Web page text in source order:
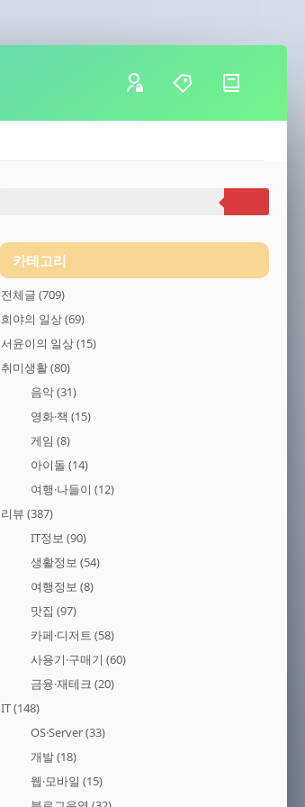
카테고리
전체글 (709)
희야의 일상(69)
서윤이의 일상(15)
취미생활(80)
음악(31)
영화·책 (15)
게임 (8)
아이돌 (14)
여행·나들이 (12)
리뷰 (387)
IT정보 (90)
생활정보 (54)
여행정보 (8)
맛집 (97)
카페·디저트 (58)
사용기·구매기 (60)
금융·재테크 (20)
IT(148)
OS·Server(33)
개발(18)
웹·모바일 (15)